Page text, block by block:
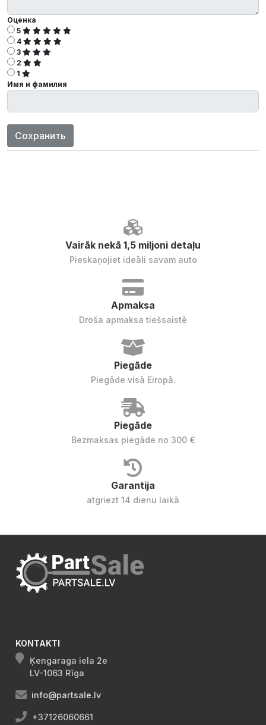
Оценка
5
4
3
2
1
Имя и фамилия
Сохранить
Vairāk nekā 1,5 miljoni detaļu
Pieskaņojiet ideāli savam auto
Apmaksa
Droša apmaksa tiešsaistē
Piegāde
Piegāde visā Eiropā.
Piegāde
Bezmaksas piegāde no 300 €
Garantija
atgriezt 14 dienu laikā
KONTAKTI
Ķengaraga iela 2e
LV-1063 Rīga
info@partsale.lv
+37126060661